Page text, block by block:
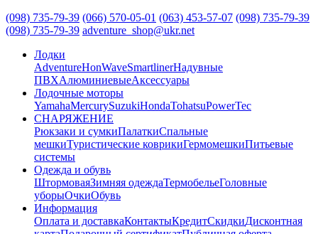
(098) 735-79-39 (066) 570-05-01 (063) 453-57-07 (098) 735-79-39
(098) 735-79-39 adventure_shop@ukr.net
Лодки
AdventureHonWaveSmartlinerНадувные
ПВХАлюминиевыеАксессуары
Лодочные моторы
YamahaMercurySuzukiHondaTohatsuPowerTec
СНАРЯЖЕНИЕ
Рюкзаки и сумкиПалаткиСпальные
мешкиТуристические коврикиГермомешкиПитьевые
системы
Одежда и обувь
ШтормоваяЗимняя одеждаТермобельеГоловные
уборыОчкиОбувь
Информация
Оплата и доставкаКонтактыКредитСкидкиДисконтная